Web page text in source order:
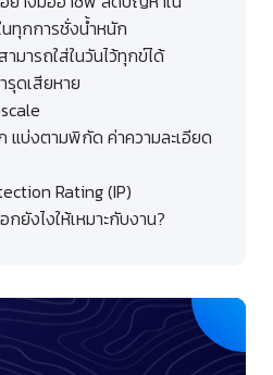
ทุกการชั่งน้ำหนัก
มารถใส่ในวันไว้ทุกข์ได้
รุดเสียหาย
แบ่งตามพิกัด ค่าความละเอียด
Rating (IP)
ยังไงให้เหมาะกับงาน?